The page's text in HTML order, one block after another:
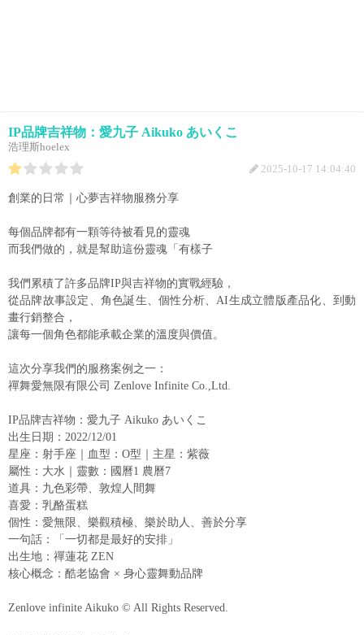
IP品牌吉祥物：愛九子 Aikuko あいくこ
浩理斯hoelex
2025-10-17 14:04:40
創業的日常｜心夢吉祥物服務分享
每個品牌都有一顆等待被看見的靈魂
而我們做的，就是幫助這份靈魂「有樣子
我們累積了許多品牌IP與吉祥物的實戰經驗，
從品牌故事設定、角色誕生、個性分析、AI生成立體版產品化、到動
畫行銷整合，
讓每一個角色都能承載企業的溫度與價值。
這次分享我們的服務案例之一：
禪舞愛無限有限公司 Zenlove Infinite Co.,Ltd.
IP品牌吉祥物：愛九子 Aikuko あいくこ
出生日期：2022/12/01
星座：射手座｜血型：O型｜主星：紫薇
屬性：大水｜靈數：國曆1 農曆7
道具：九色彩帶、敦煌人間舞
喜愛：乳酪蛋糕
個性：愛無限、樂觀積極、樂於助人、善於分享
一句話：「一切都是最好的安排」
出生地：禪蓮花 ZEN
核心概念：酷老協會 × 身心靈舞動品牌
Zenlove infinite Aikuko © All Rights Reserved.